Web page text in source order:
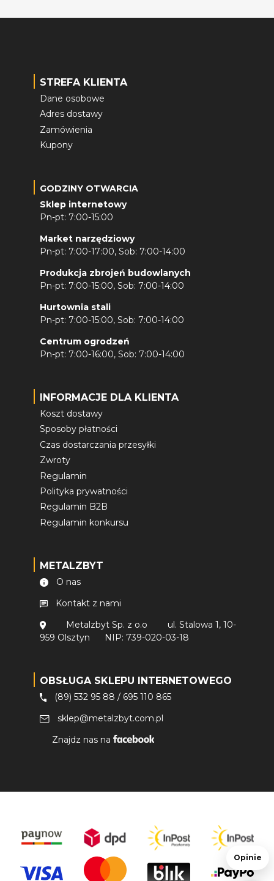
STREFA KLIENTA
Dane osobowe
Adres dostawy
Zamówienia
Kupony
GODZINY OTWARCIA
Sklep internetowy
Pn-pt: 7:00-15:00
Market narzędziowy
Pn-pt: 7:00-17:00, Sob: 7:00-14:00
Produkcja zbrojeń budowlanych
Pn-pt: 7:00-15:00, Sob: 7:00-14:00
Hurtownia stali
Pn-pt: 7:00-15:00, Sob: 7:00-14:00
Centrum ogrodzeń
Pn-pt: 7:00-16:00, Sob: 7:00-14:00
INFORMACJE DLA KLIENTA
Koszt dostawy
Sposoby płatności
Czas dostarczania przesyłki
Zwroty
Regulamin
Polityka prywatności
Regulamin B2B
Regulamin konkursu
METALZBYT
O nas
Kontakt z nami
Metalzbyt Sp. z o.o
ul. Stalowa 1, 10-
959 Olsztyn
NIP: 739-020-03-18
OBSŁUGA SKLEPU INTERNETOWEGO
(89) 532 95 88 / 695 110 865
sklep@metalzbyt.com.pl
Znajdz nas na
Opinie